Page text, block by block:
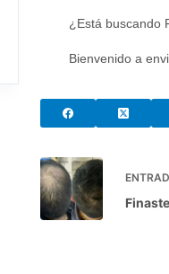
¿Está buscando
Bienvenido a